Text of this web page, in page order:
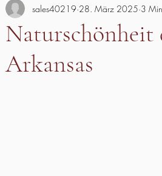
Naturschönheit
Arkansas
sales40219 28. März 2025 3